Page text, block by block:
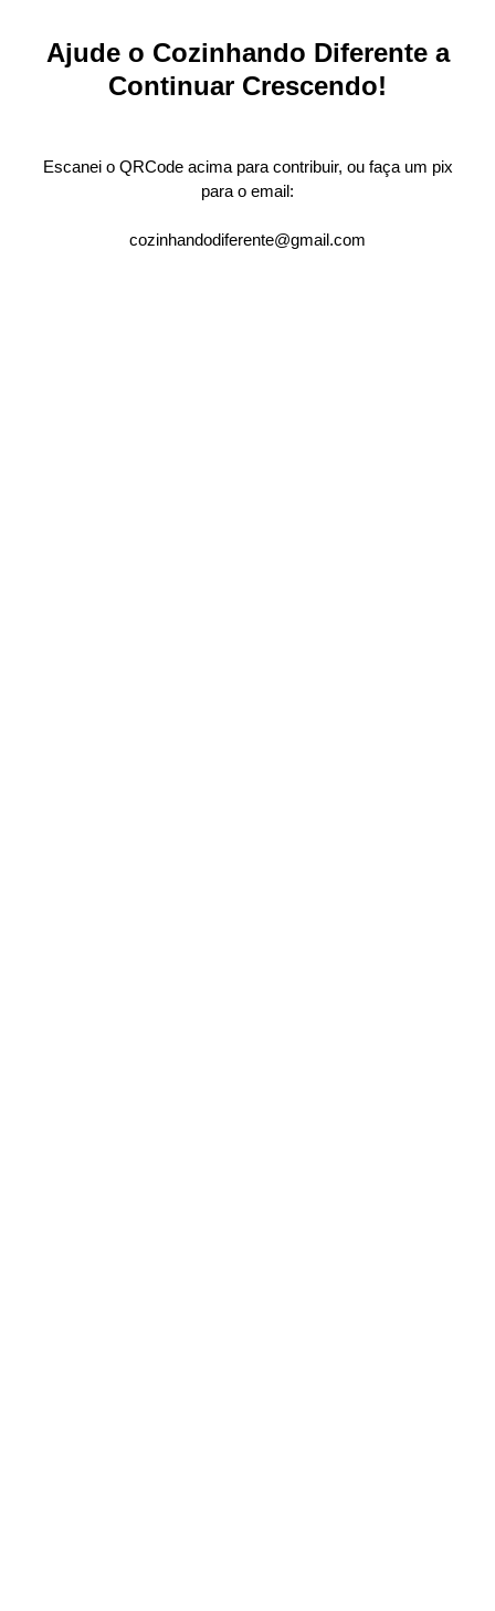
Ajude o Cozinhando Diferente a
Continuar Crescendo!
Escanei o QRCode acima para contribuir, ou faça um pix
para o email:
cozinhandodiferente@gmail.com